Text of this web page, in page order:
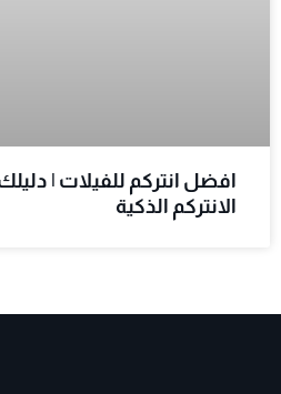
افضل انتركم للفيلات |
الانتركم الذكية